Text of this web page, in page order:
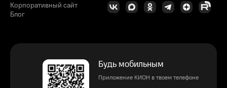
Корпоративный сайт
Блог
Будь мобильным
Приложение КИОН в твоем телефоне